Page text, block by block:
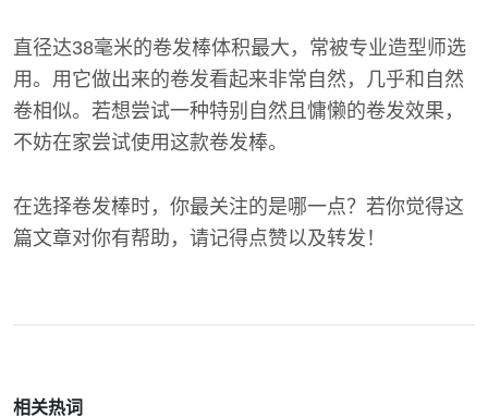
直径达38毫米的卷发棒体积最大，常被专业造型师选
用。用它做出来的卷发看起来非常自然，几乎和自然
卷相似。若想尝试一种特别自然且慵懒的卷发效果，
不妨在家尝试使用这款卷发棒。
在选择卷发棒时，你最关注的是哪一点？若你觉得这
篇文章对你有帮助，请记得点赞以及转发！
相关热词